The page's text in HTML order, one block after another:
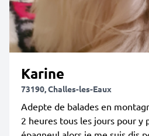
Karine
73190, Challes-les-Eaux
Adepte de balades en
2 heures tous les jours pour